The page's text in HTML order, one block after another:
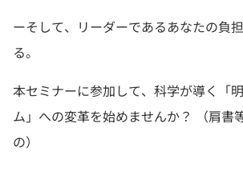
ーそして、リーダーであるあなたの負
る。
本セミナーに参加して、科学が導く「
ム」への変革を始めませんか？ （肩書
の）